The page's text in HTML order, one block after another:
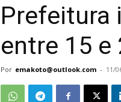
Prefeitura
entre 15 e
Por emakoto@outlook.com - 11/